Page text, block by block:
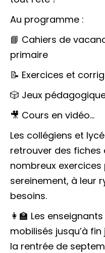
Au programme :
📘 Cahiers de
primaire
📝 Exercices et
🎲 Jeux
🎥 Cours en vidéo…
Les collégiens et
retrouver des fiches
nombreux
sereinement, à leur
besoins.
👩‍🏫 Les
mobilisés jusqu’à
la rentrée de